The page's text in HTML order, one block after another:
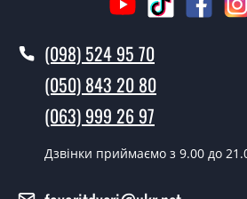
Як швидко можете
У той самий день протягом
наявності їх на складі, чи
Чи можна на сьогодні
(098) 524 95 70
(050) 843 20 80
(063) 999 26 97
Дзвінки приймаємо з 9.00 до